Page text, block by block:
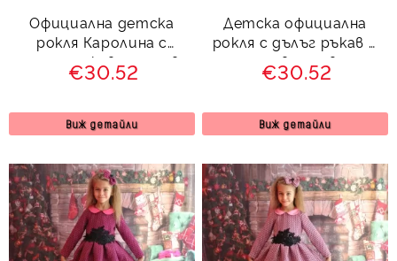
Официална детска
рокля Каролина с
дълъг ръкав и тюл в
циклама
€30.52
Виж детайли
Детска официална
рокля с дълъг ръкав и
тюл в лилаво
€30.52
Виж детайли